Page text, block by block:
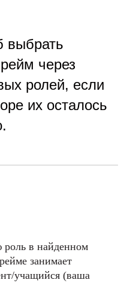
выбрать
через
ролей, если
их осталось
роль в найденном
занимает
учащийся (ваша